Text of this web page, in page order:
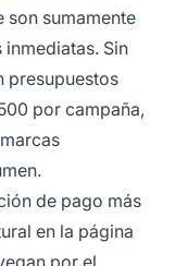
sumamente
Sin
presupuestos
por campaña,
de pago más
en la página